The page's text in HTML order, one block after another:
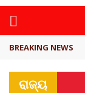
BREAKING NEWS
ରାଜ୍ୟ